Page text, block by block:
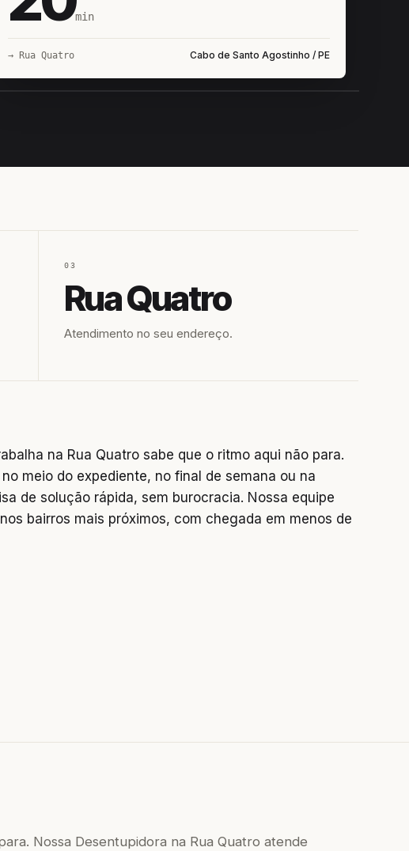
min
→ Rua Quatro Cabo de Santo Agostinho / PE
03
Rua Quatro
Atendimento no seu endereço.
na Rua Quatro sabe que o ritmo aqui não para.
meio do expediente, no final de semana ou na
de solução rápida, sem burocracia. Nossa equipe
bairros mais próximos, com chegada em menos de
Nossa Desentupidora na Rua Quatro atende